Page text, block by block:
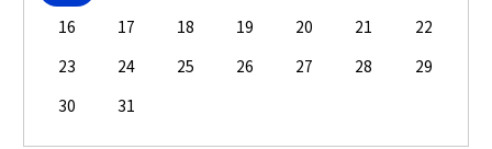
16
17 18 19 20 21
22
23
24 25 26 27 28
29
30
31